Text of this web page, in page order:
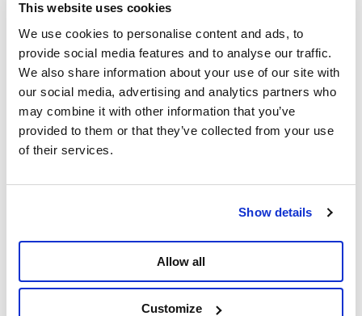
This website uses cookies
We use cookies to personalise content and ads, to
provide social media features and to analyse our traffic.
We also share information about your use of our site with
our social media, advertising and analytics partners who
may combine it with other information that you’ve
provided to them or that they’ve collected from your use
of their services.
Show details
Allow all
Customize
Sofie Merckx, cheffe du groupe PTB à la Chambre.
Ce crédit provisionnel soulève deux questions
fondamentales : (1) La hausse inconsidérée des
dépenses militaires : ce budget pourrait marquer le
début d’une série d’augmentations successives,
engagées sans véritable débat. Des voix critiques
émergent, même dans la majorité, comme celle de
face à cette trajectoire.
(2) L’évitement du débat démocratique sur les
dépenses précises : le gouvernement pourrait décider
unilatéralement d’achats sensibles — comme de
nouveaux F-35 — sans rendre de comptes. Une
confiscation du débat que rejette même Sammy Mahdi
(CD&V), pourtant membre de la majorité.